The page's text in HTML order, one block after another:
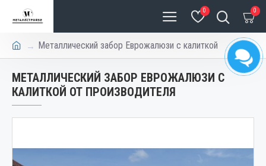
0 0
Металлический забор Еврожалюзи с калиткой
МЕТАЛЛИЧЕСКИЙ ЗАБОР ЕВРОЖАЛЮЗИ С
КАЛИТКОЙ ОТ ПРОИЗВОДИТЕЛЯ